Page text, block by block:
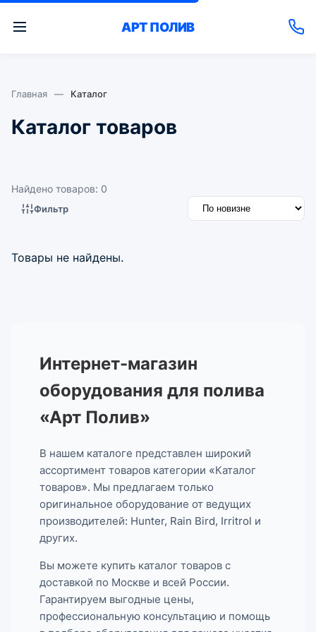
АРТ ПОЛИВ
Главная — Каталог
Каталог товаров
Найдено товаров: 0
Фильтр
Товары не найдены.
Интернет-магазин
оборудования для полива
«Арт Полив»
В нашем каталоге представлен широкий
ассортимент товаров категории «Каталог
товаров». Мы предлагаем только
оригинальное оборудование от ведущих
производителей: Hunter, Rain Bird, Irritrol и
других.
Вы можете купить каталог товаров с
доставкой по Москве и всей России.
Гарантируем выгодные цены,
профессиональную консультацию и помощь